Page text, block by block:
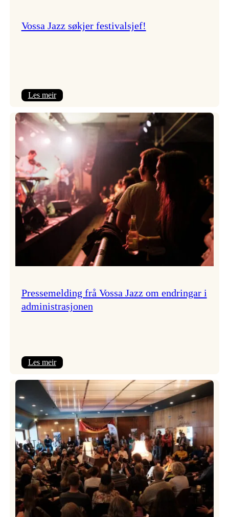
Vossa Jazz søkjer festivalsjef!
Les meir:
Jazz
søkjer
Pressemelding frå Vossa Jazz om endringar i
administrasjonen
Les meir:
frå
Vossa
Jazz
om
endringar
i
administrasjonen